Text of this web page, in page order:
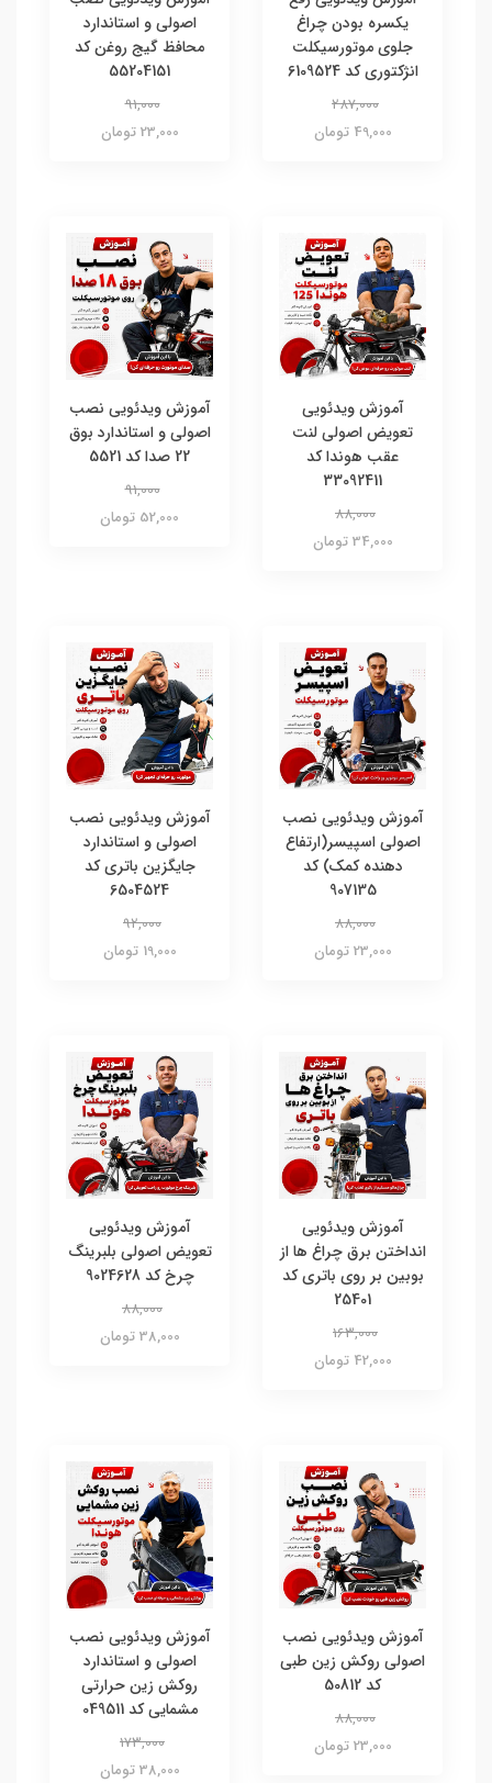
یکسره بودن چراغ
جلوی موتورسیکلت
انژکتوری کد 6109524
287,000
49,000 تومان
اصولی و استاندارد
محافظ گیج روغن کد
55204151
91,000
23,000 تومان
آموزش ویدئویی
تعویض اصولی لنت
عقب هوندا کد
33092411
88,000
34,000 تومان
آموزش ویدئویی نصب
اصولی و استاندارد بوق
22 صدا کد 5521
91,000
52,000 تومان
آموزش ویدئویی نصب
اصولی اسپیسر(ارتفاع
دهنده کمک) کد
907135
88,000
23,000 تومان
آموزش ویدئویی نصب
اصولی و استاندارد
جایگزین باتری کد
6504524
92,000
19,000 تومان
آموزش ویدئویی
انداختن برق چراغ ها از
بوبین بر روی باتری کد
25401
163,000
42,000 تومان
آموزش ویدئویی
تعویض اصولی بلبرینگ
چرخ کد 9024628
88,000
38,000 تومان
آموزش ویدئویی نصب
اصولی روکش زین طبی
کد 50812
88,000
23,000 تومان
آموزش ویدئویی نصب
اصولی و استاندارد
روکش زین حرارتی
مشمایی کد 049511
173,000
38,000 تومان